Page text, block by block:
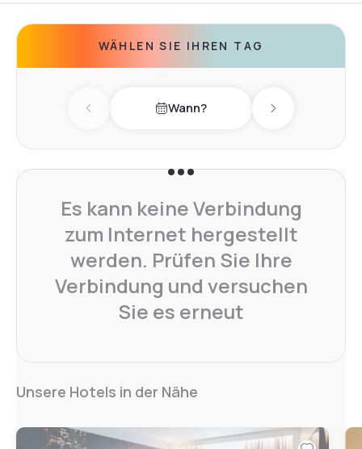
WÄHLEN SIE IHREN TAG
Previous day Wann? Next day
Es kann keine Verbindung
zum Internet hergestellt
werden. Prüfen Sie Ihre
Verbindung und versuchen
Sie es erneut
Unsere Hotels in der Nähe